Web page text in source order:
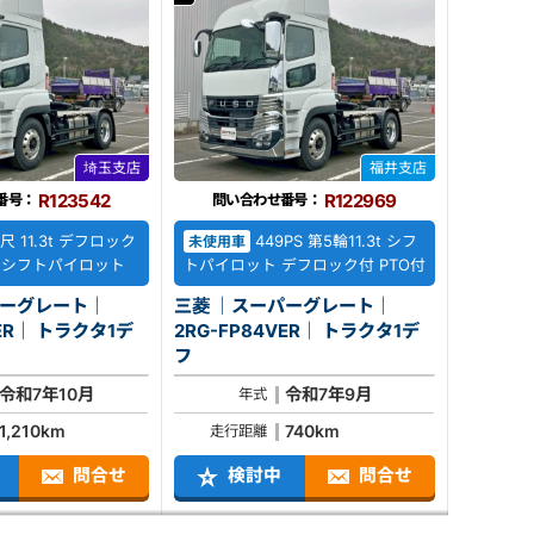
埼玉支店
号： R123542
11.3t デフロック
フトパイロット
グレート｜
1デ
令和7年10月
1,210km
問合せ
福井支店
問い合わせ番号： R122969
未使用車 449PS 第5輪11.3t シフ
トパイロット デフロック付 PTO付
三菱 ｜スーパーグレート｜
2RG-FP84VER｜ トラクタ1デ
フ
年式 令和7年9月
走行距離 740km
検討中 問合せ